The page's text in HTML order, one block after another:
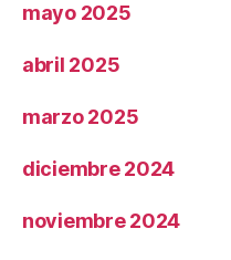
mayo 2025
abril 2025
marzo 2025
diciembre 2024
noviembre 2024